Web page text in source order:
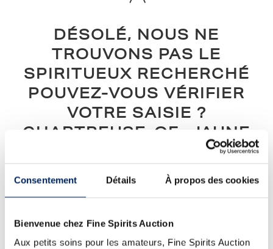
Consentement Détails À propos des cookies
Bienvenue chez Fine Spirits Auction
Aux petits soins pour les amateurs, Fine Spirits Auction
DÉSOLÉ, NOUS NE
TROUVONS PAS LE
SPIRITUEUX RECHERCHÉ
POUVEZ-VOUS VÉRIFIER
VOTRE SAISIE ?
CHARTREUSE-OF.-JAUNE
simplifiez votre demande (un seul mot clé)...
Si vous avez besoin d'aide ou si vous souhaitez poser une
question au service clientèle, veuillez visiter la section
Vous pouvez également créer une alerte en cliquant sur le
bouton ci-dessous.